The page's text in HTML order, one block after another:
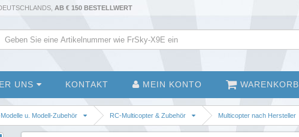
AB € 150 BESTELLWERT
UNS KONTAKT MEIN KONTO WARENKORB
u. Modell-Zubehör RC-Multicopter & Zubehör Multicopter nach Hersteller